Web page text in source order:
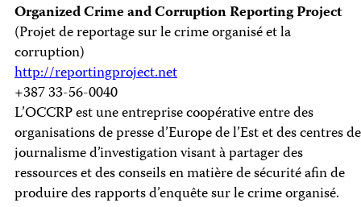
Organized Crime and Corruption Reporting Project
(Projet de reportage sur le crime organisé et la
corruption)
http://reportingproject.net
+387 33-56-0040
L’OCCRP est une entreprise coopérative entre des
organisations de presse d’Europe de l’Est et des centres de
journalisme d’investigation visant à partager des
ressources et des conseils en matière de sécurité afin de
produire des rapports d’enquête sur le crime organisé.